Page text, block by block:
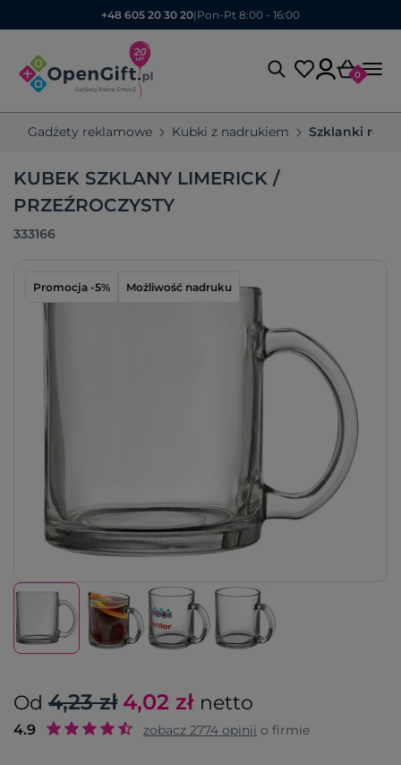
+48 605 20 30 20| Pon-Pt 8:00 - 16:00
0
Gadżety reklamowe Kubki z nadrukiem Szklanki
KUBEK SZKLANY LIMERICK /
PRZEŹROCZYSTY
333166
Promocja -5% Możliwość nadruku
Od 4,23 zł 4,02 zł netto
4.9 zobacz 2774 opinii o firmie